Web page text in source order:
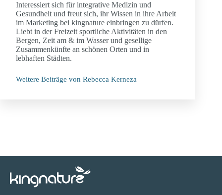
Interessiert sich für integrative Medizin und
Gesundheit und freut sich, ihr Wissen in ihre Arbeit
im Marketing bei kingnature einbringen zu dürfen.
Liebt in der Freizeit sportliche Aktivitäten in den
Bergen, Zeit am & im Wasser und gesellige
Zusammenkünfte an schönen Orten und in
lebhaften Städten.
Weitere Beiträge von Rebecca Kerneza